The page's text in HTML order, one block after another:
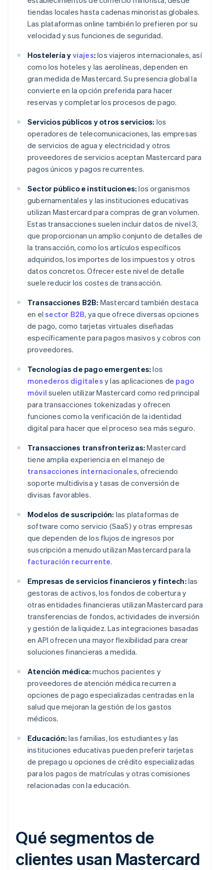
tiendas locales hasta cadenas minoristas globales.
Las plataformas online también lo prefieren por su
velocidad y sus funciones de seguridad.
Hostelería y viajes: los viajeros internacionales, así
como los hoteles y las aerolíneas, dependen en
gran medida de Mastercard. Su presencia global la
convierte en la opción preferida para hacer
reservas y completar los procesos de pago.
Servicios públicos y otros servicios: los
operadores de telecomunicaciones, las empresas
de servicios de agua y electricidad y otros
proveedores de servicios aceptan Mastercard para
pagos únicos y pagos recurrentes.
Sector público e instituciones: los organismos
gubernamentales y las instituciones educativas
utilizan Mastercard para compras de gran volumen.
Estas transacciones suelen incluir datos de nivel 3,
que proporcionan un amplio conjunto de detalles de
la transacción, como los artículos específicos
adquiridos, los importes de los impuestos y otros
datos concretos. Ofrecer este nivel de detalle
suele reducir los costes de transacción.
Transacciones B2B: Mastercard también destaca
en elsector B2B, ya que ofrece diversas opciones
de pago, como tarjetas virtuales diseñadas
específicamente para pagos masivos y cobros con
proveedores.
Tecnologías de pago emergentes: los
monederos digitales y las aplicaciones de pago
móvil suelen utilizar Mastercard como red principal
para transacciones tokenizadas y ofrecen
funciones como la verificación de la identidad
digital para hacer que el proceso sea más seguro.
Transacciones transfronterizas: Mastercard
tiene amplia experiencia en el manejo de
transacciones internacionales, ofreciendo
soporte multidivisa y tasas de conversión de
divisas favorables.
Modelos de suscripción: las plataformas de
software como servicio (SaaS) y otras empresas
que dependen de los flujos de ingresos por
suscripción a menudo utilizan Mastercard para la
facturación recurrente.
Empresas de servicios financieros y fintech: las
gestoras de activos, los fondos de cobertura y
otras entidades financieras utilizan Mastercard para
transferencias de fondos, actividades de inversión
y gestión de la liquidez. Las integraciones basadas
en API ofrecen una mayor flexibilidad para crear
soluciones financieras a medida.
Atención médica: muchos pacientes y
proveedores de atención médica recurren a
opciones de pago especializadas centradas en la
salud que mejoran la gestión de los gastos
médicos.
Educación: las familias, los estudiantes y las
instituciones educativas pueden preferir tarjetas
de prepago u opciones de crédito especializadas
para los pagos de matrículas y otras comisiones
relacionadas con la educación.
Qué segmentos de
clientes usan Mastercard